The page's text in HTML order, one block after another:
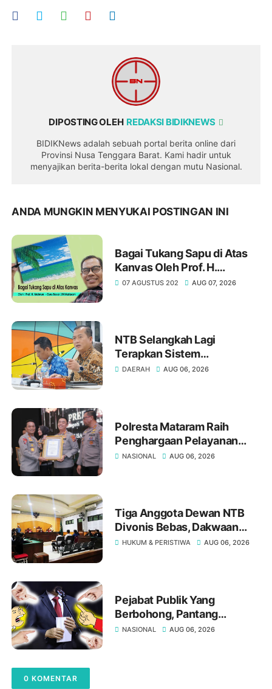
DIPOSTING OLEH REDAKSI BIDIKNEWS
BIDIKNews adalah sebuah portal berita online dari
Provinsi Nusa Tenggara Barat. Kami hadir untuk
menyajikan berita-berita lokal dengan mutu Nasional.
ANDA MUNGKIN MENYUKAI POSTINGAN INI
Bagai Tukang Sapu di Atas
Kanvas Oleh Prof. H.
Maimun, M. Pd
07 AGUSTUS 202 AUG 07, 2026
NTB Selangkah Lagi
Terapkan Sistem
Manajemen Talenta ASN
DAERAH AUG 06, 2026
Polresta Mataram Raih
Penghargaan Pelayanan
Prima Kategori A dari Kapolri
NASIONAL AUG 06, 2026
Tiga Anggota Dewan NTB
Divonis Bebas, Dakwaan
Pasal Gratifikasi Oleh JPU
HUKUM & PERISTIWA AUG 06, 2026
Pejabat Publik Yang
Berbohong, Pantang
Mengakui Kesalahan,?
NASIONAL AUG 06, 2026
0 KOMENTAR